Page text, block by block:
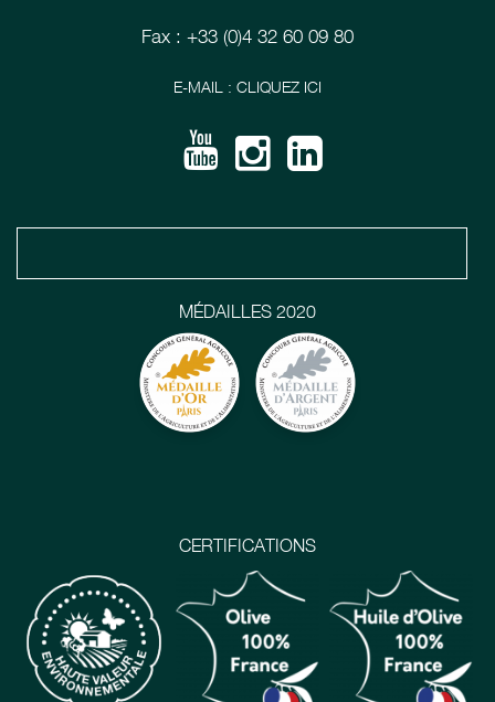
CERTIFICATIONS
MÉDAILLES 2020
Fax : +33 (0)4 32 60 09 80
E-MAIL : CLIQUEZ ICI